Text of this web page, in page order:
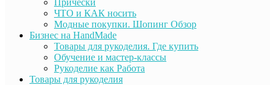
Прически
ЧТО и КАК носить
Модные покупки. Шопинг Обзор
Бизнес на HandMade
Товары для рукоделия. Где купить
Обучение и мастер-классы
Рукоделие как Работа
Товары для рукоделия